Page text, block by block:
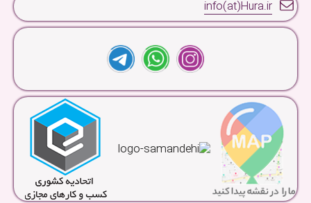
info(at)Hura.ir